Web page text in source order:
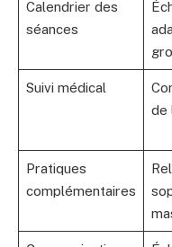
Calendrier des
séances
Suivi médical
de
Pratiques
complémentaires